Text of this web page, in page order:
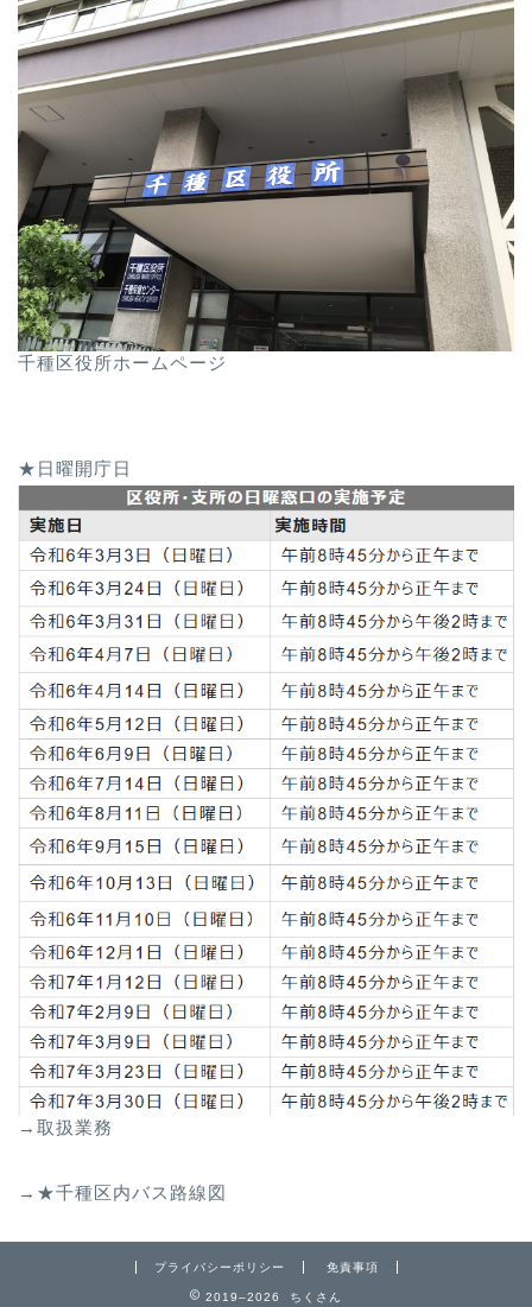
千種区役所ホームページ
★日曜開庁日
→取扱業務
→★千種区内バス路線図
プライバシーポリシー 免責事項
2019–2026 ちくさん